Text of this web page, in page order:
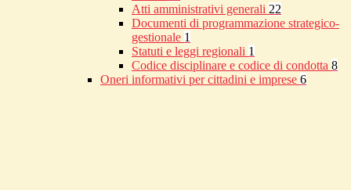
Atti amministrativi generali 22
Documenti di programmazione strategico-
gestionale 1
Statuti e leggi regionali 1
Codice disciplinare e codice di condotta 8
Oneri informativi per cittadini e imprese 6